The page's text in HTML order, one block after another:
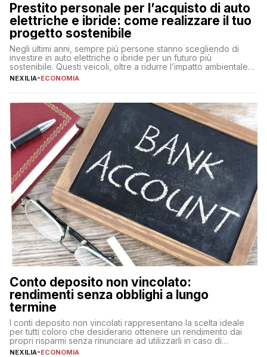
Prestito personale per l’acquisto di auto
elettriche e ibride: come realizzare il tuo
progetto sostenibile
Negli ultimi anni, sempre più persone stanno scegliendo di
investire in auto elettriche o ibride per un futuro più
sostenibile. Questi veicoli, oltre a ridurre l’impatto ambientale,
offrono vantaggi economici a lungo termine, come minori costi
fare se non […]
NEXILIA-ECONOMIA
Conto deposito non vincolato:
rendimenti senza obblighi a lungo
termine
I conti deposito non vincolati rappresentano la scelta ideale
per tutti coloro che desiderano ottenere un rendimento dai
propri risparmi senza rinunciare ad utilizzarli in caso di
necessità. A differenza delle forme vincolate tradizionali,
NEXILIA-ECONOMIA